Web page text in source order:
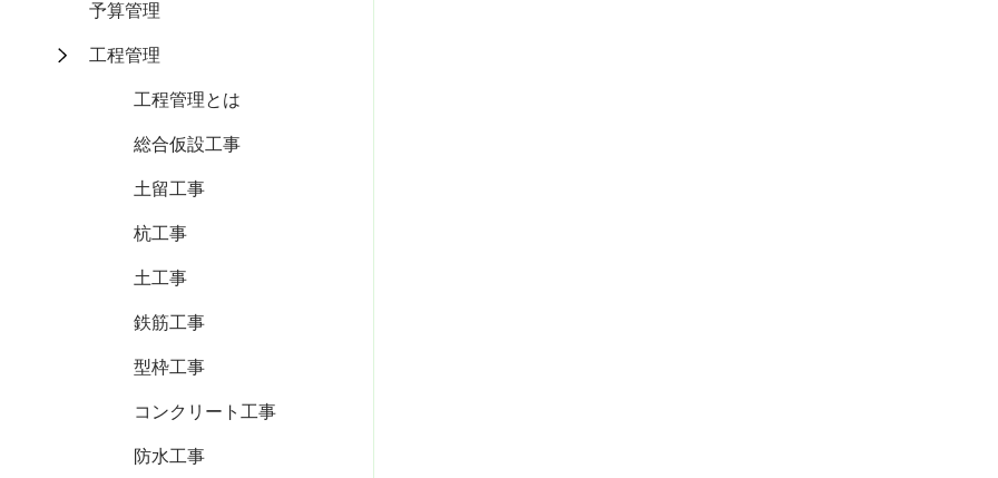
予算管理
工程管理
工程管理とは
総合仮設工事
土留工事
杭工事
土工事
鉄筋工事
型枠工事
コンクリート工事
防水工事